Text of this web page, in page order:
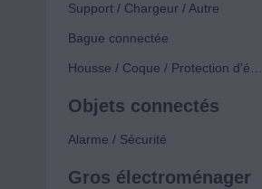
Support / Chargeur / Autre
Bague connectée
Housse / Coque / Protection d'écran
Objets connectés
Alarme / Sécurité
Gros électroménager